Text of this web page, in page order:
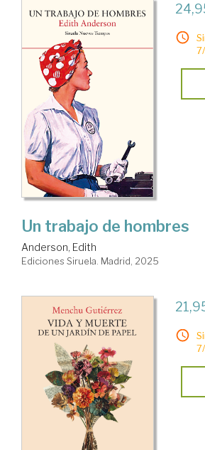
Un trabajo de hombres
Anderson, Edith
Ediciones Siruela. Madrid, 2025